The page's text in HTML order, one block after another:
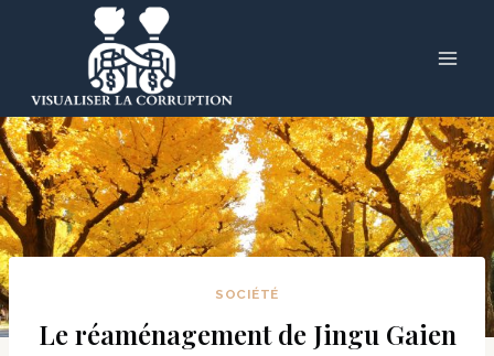
SOCIÉTÉ
Le réaménagement de Jingu Gaien